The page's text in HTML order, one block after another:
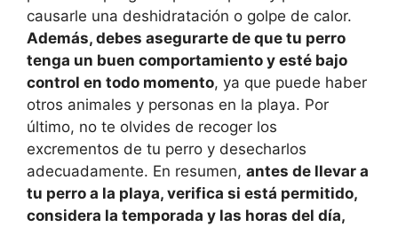
causarle una deshidratación o golpe de calor.
Además, debes asegurarte de que tu perro
tenga un buen comportamiento y esté bajo
control en todo momento, ya que puede haber
otros animales y personas en la playa. Por
último, no te olvides de recoger los
excrementos de tu perro y desecharlos
adecuadamente. En resumen, antes de llevar a
tu perro a la playa, verifica si está permitido,
considera la temporada y las horas del día,